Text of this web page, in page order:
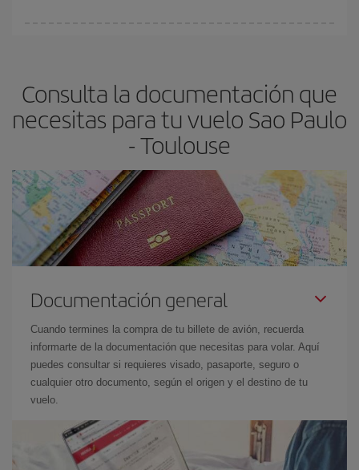
Consulta la documentación que
necesitas para tu vuelo Sao Paulo
- Toulouse
Documentación general
Cuando termines la compra de tu billete de avión, recuerda
informarte de la documentación que necesitas para volar. Aquí
puedes consultar si requieres visado, pasaporte, seguro o
cualquier otro documento, según el origen y el destino de tu
vuelo.